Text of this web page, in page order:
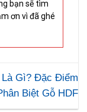
bạn sẽ tìm
ơn vì đã ghé
Là Gì? Đặc Điểm
Biệt Gỗ HDF